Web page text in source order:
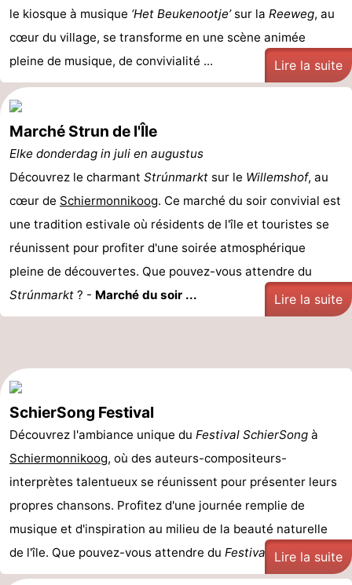
le kiosque à musique ‘Het Beukenootje’sur la Reeweg, au
cœur du village, se transforme en une scène animée
pleine de musique, de convivialité ...
Lire la suite
Marché Strun de l'Île
Elke donderdag in juli en augustus
Découvrez le charmant Strúnmarkt sur le Willemshof, au
cœur de Schiermonnikoog. Ce marché du soir convivial est
une tradition estivale où résidents de l'île et touristes se
réunissent pour profiter d'une soirée atmosphérique
pleine de découvertes. Que pouvez-vous attendre du
Strúnmarkt ? - Marché du soir ... Lire la suite
SchierSong Festival
Découvrez l'ambiance unique du Festival SchierSong à
Schiermonnikoog, où des auteurs-compositeurs-
interprètes talentueux se réunissent pour présenter leurs
propres chansons. Profitez d'une journée remplie de
musique et d'inspiration au milieu de la beauté naturelle
de l'île. Que pouvez-vous attendre du Festival ...Lire la suite